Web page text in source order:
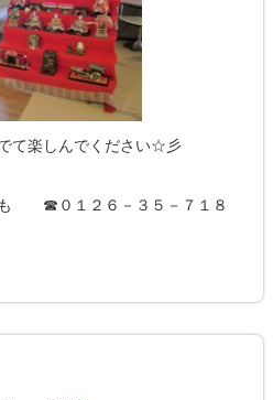
て楽しんでください☆彡
も ☎０１２６－３５－７１８